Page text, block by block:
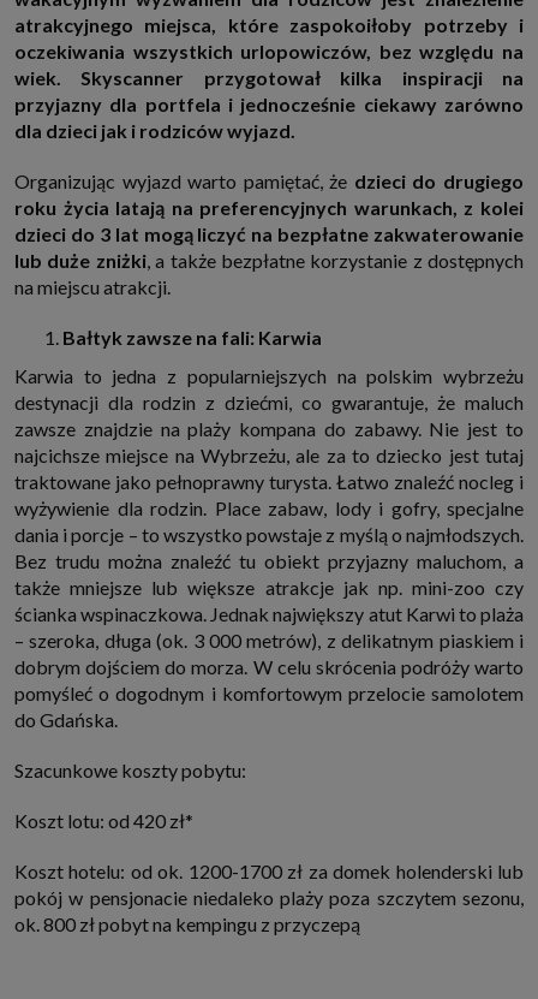
Jeżeli wyrazisz zgodę, o którą wyżej prosimy, administratorami Twoich
danych osobowych będą także nasi Zaufani Partnerzy. Listę Zaufanych
Partnerów możesz sprawdzić w każdym momencie na stronie naszej
polityki prywatnościi tam też zmodyfikować lub cofnąć swoje zgody.
Podstawa i cel przetwarzania
1. Jeśli zawieramy z Tobą umowę o realizację danej usługi (np. usługi
zapewniającej Ci możliwość zapoznania się z jednym z naszych serwisów
w oparciu o treść regulaminu tego serwisu), to możemy przetwarzać
Twoje dane w zakresie niezbędnym do realizacji tej umowy.
2. Zapewnianie bezpieczeństwa usługi (np. sprawdzenie, czy do Twojego
konta nie loguje się nieuprawniona osoba), dokonanie pomiarów
również prowadzenie marketingu i promocji własnych usług (np. jeśli
innych stronach internetowych, to możemy Ci wyświetlić reklamę
dotyczącą artykułu w serwisie biznesistyl.pl/automoto. Takie
przetwarzanie danych to realizacja naszych prawnie uzasadnionych
interesów.
3. Za Twoją zgodą usługi marketingowe dostarczą Ci nasi Zaufani
Partnerzy oraz my dla podmiotów trzecich. Aby móc pokazać interesujące
Cię reklamy (np. produktu, którego możesz potrzebować) reklamodawcy i
ich przedstawiciele chcieliby mieć możliwość przetwarzania Twoich
danych związanych z odwiedzanymi przez Ciebie stronami
internetowymi. Udzielenie takiej zgody jest dobrowolne, nie musisz jej
udzielać, nie pozbawi Cię to dostępu do naszych usług. Masz również
możliwość ograniczenia zakresu lub zmiany zgody w dowolnym
momencie.
Twoje dane przetwarzane będą do czasu istnienia podstawy do ich
przetwarzania, czyli w przypadku udzielenia zgody do momentu jej
cofnięcia, ograniczenia lub innych działań z Twojej strony ograniczających
tę zgodę, w przypadku niezbędności danych do wykonania umowy, przez
czas jej wykonywania i ewentualnie okres przedawnienia roszczeń z niej
(zwykle nie więcej niż 3 lata, a maksymalnie 10 lat), a w przypadku, gdy
do czasu zgłoszenia przez Ciebie skutecznego sprzeciwu.
Administratorzy danych mogą powierzać Twoje dane podwykonawcom IT,
taki podmiot do odpowiedniego zabezpieczenia danych i niekorzystania z
nich do własnych celów.
Cookies
atrakcyjnego miejsca, które zaspokoiłoby potrzeby i
oczekiwania wszystkich urlopowiczów, bez względu na
wiek. Skyscanner przygotował kilka inspiracji na
przyjazny dla portfela i jednocześnie ciekawy zarówno
dla dzieci jak i rodziców wyjazd.
Organizując wyjazd warto pamiętać, że dzieci do drugiego
roku życia latają na preferencyjnych warunkach, z kolei
dzieci do 3 lat mogą liczyć na bezpłatne zakwaterowanie
lub duże zniżki, a także bezpłatne korzystanie z dostępnych
na miejscu atrakcji.
Bałtyk zawsze na fali: Karwia
Karwia to jedna z popularniejszych na polskim wybrzeżu
destynacji dla rodzin z dziećmi, co gwarantuje, że maluch
zawsze znajdzie na plaży kompana do zabawy. Nie jest to
najcichsze miejsce na Wybrzeżu, ale za to dziecko jest tutaj
traktowane jako pełnoprawny turysta. Łatwo znaleźć nocleg i
wyżywienie dla rodzin. Place zabaw, lody i gofry, specjalne
dania i porcje – to wszystko powstaje z myślą o najmłodszych.
Bez trudu można znaleźć tu obiekt przyjazny maluchom, a
także mniejsze lub większe atrakcje jak np. mini-zoo czy
ścianka wspinaczkowa. Jednak największy atut Karwi to plaża
– szeroka, długa (ok. 3 000 metrów), z delikatnym piaskiem i
dobrym dojściem do morza. W celu skrócenia podróży warto
pomyśleć o dogodnym i komfortowym przelocie samolotem
do Gdańska.
Szacunkowe koszty pobytu:
Koszt lotu: od 420 zł*
Koszt hotelu: od ok. 1200-1700 zł za domek holenderski lub
pokój w pensjonacie niedaleko plaży poza szczytem sezonu,
ok. 800 zł pobyt na kempingu z przyczepą